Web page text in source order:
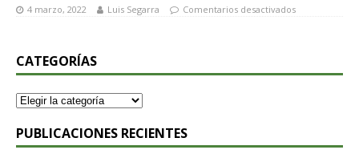
4 marzo, 2022 Luis Segarra Comentarios desactivados
CATEGORÍAS
PUBLICACIONES RECIENTES